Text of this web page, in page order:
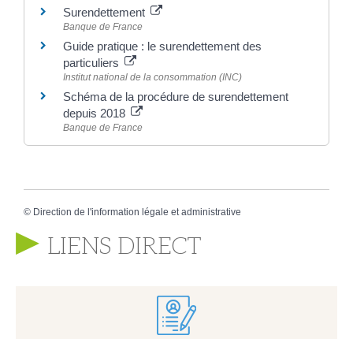
Surendettement
Banque de France
Guide pratique : le surendettement des
particuliers
Institut national de la consommation (INC)
Schéma de la procédure de surendettement
depuis 2018
Banque de France
© Direction de l'information légale et administrative
LIENS DIRECT